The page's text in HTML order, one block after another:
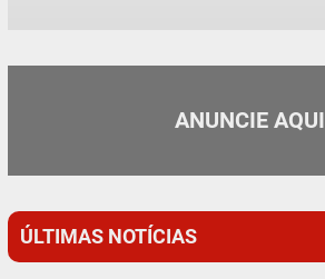
ANUNCIE AQUI
ÚLTIMAS NOTÍCIAS